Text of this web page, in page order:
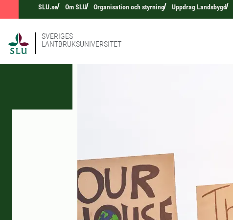
SLU.se Om SLU Organisation och styrning Uppdrag Landsbygd
SVERIGES
LANTBRUKSUNIVERSITET